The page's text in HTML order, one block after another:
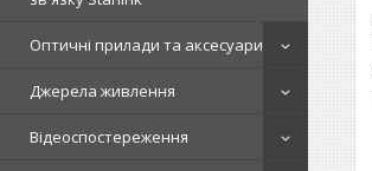
Оптичні прилади та аксесуари
Джерела живлення
Відеоспостереження